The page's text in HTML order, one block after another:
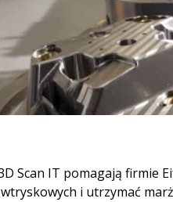
Scan IT pomagają firmie
i utrzymać